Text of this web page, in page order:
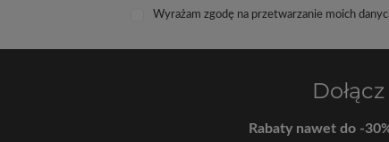
Wyrażam zgodę na przetwarzanie moich
Rabaty nawet do -